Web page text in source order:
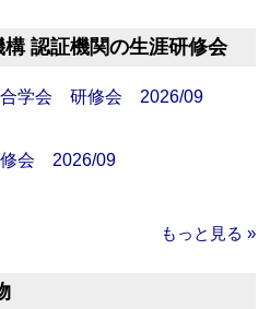
認証機関の生涯研修会
合学会 研修会 2026/09
会 2026/09
もっと見る »